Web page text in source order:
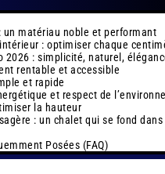
un matériau noble et performant
: optimiser chaque
2026 : simplicité, naturel,
rentable et accessible
et rapide
et respect de
la hauteur
: un chalet qui se fond
Posées (FAQ)